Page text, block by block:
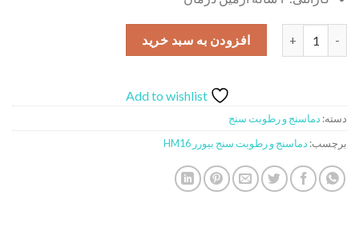
دماسنج و رطوبت سنج بیورر مدل HM16 عددافزودن به سبد خرید
Add to wishlist
دسته: دماسنج و رطوبت سنج
برچسب: دماسنج و رطوبت سنج بیورر HM16